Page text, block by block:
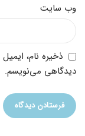
وب‌ سایت
ذخیره نام،
دیدگاهی می‌نویسم.